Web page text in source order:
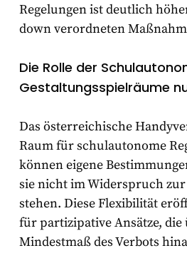
Regelungen ist deutlich
down verordneten
Die Rolle der
Gestaltungsspielräume
Das österreichische
Raum für schulautonome
können eigene
sie nicht im Widerspruch
stehen. Diese Flexibilität
für partizipative Ansätze, die
Mindestmaß des Verbots